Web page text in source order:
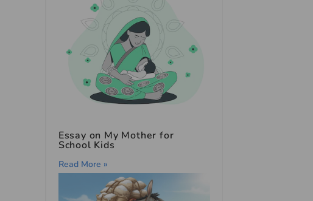
Essay on My Mother for
School Kids
Read More »